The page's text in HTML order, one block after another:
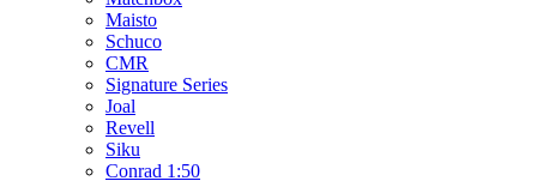
Maisto
Schuco
CMR
Signature Series
Joal
Revell
Siku
Conrad 1:50